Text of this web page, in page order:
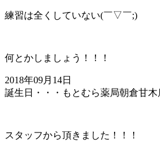
練習は全くしていない(￣▽￣;)
何とかしましょう！！！
2018年09月14日
誕生日・・・もとむら薬局朝倉甘木
スタッフから頂きました！！！